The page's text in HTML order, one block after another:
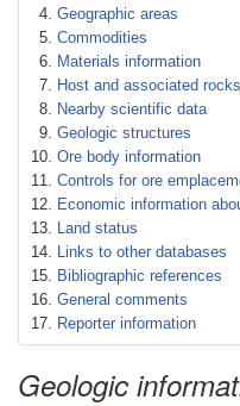
Geographic areas
Commodities
Materials information
Host and associated rocks
Nearby scientific data
Geologic structures
Ore body information
Controls for ore
Economic information
Land status
Links to other databases
Bibliographic references
General comments
Reporter information
Geologic